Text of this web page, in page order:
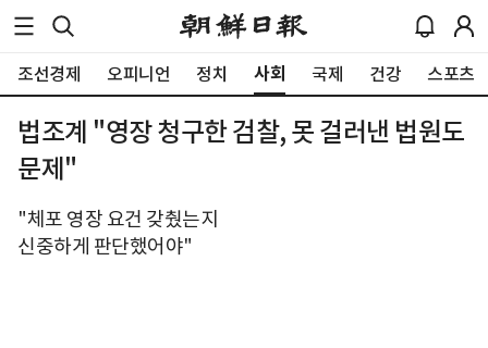
조선경제 오피니언 정치 사회 국제 건강 스포츠
법조계 "영장 청구한 검찰, 못 걸러낸 법원도
문제"
"체포 영장 요건 갖췄는지
신중하게 판단했어야"